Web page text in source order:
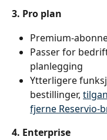
3. Pro plan
Premium-
Passer for
planlegging
Ytterligere
bestillinger,
fjerne Reservio-
4. Enterprise